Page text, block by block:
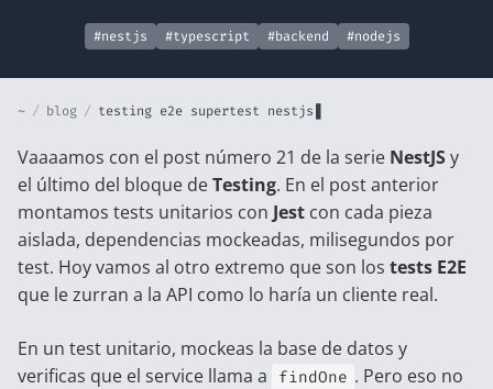
#nestjs #typescript #backend #nodejs
~ / blog / testing e2e supertest nestjs
Vaaaamos con el post número 21 de la serie NestJSy
el último del bloque deTesting. En el post anterior
montamos tests unitarios con Jest con cada pieza
aislada, dependencias mockeadas, milisegundos por
test. Hoy vamos al otro extremo que son los tests E2E
que le zurran a la API como lo haría un cliente real.
En un test unitario, mockeas la base de datos y
verificas que el service llama a
findOne . Pero eso no